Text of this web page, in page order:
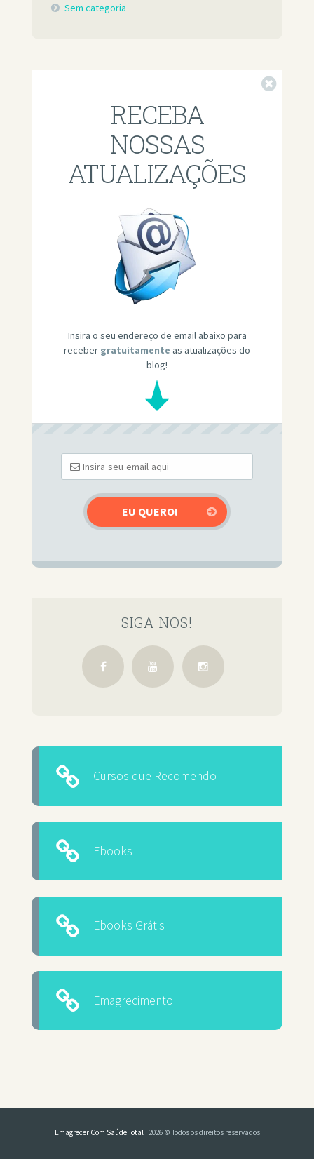
Sem categoria
RECEBA
NOSSAS
ATUALIZAÇÕES
Insira o seu endereço de email abaixo para
receber gratuitamente as atualizações do
blog!
SIGA NOS!
Cursos que Recomendo
Ebooks
Ebooks Grátis
Emagrecimento
Emagrecer Com Saúde Total · 2026 © Todos os direitos reservados